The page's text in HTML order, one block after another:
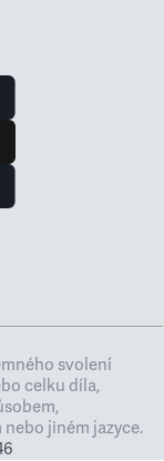
svolení
celku díla,
jiném jazyce.